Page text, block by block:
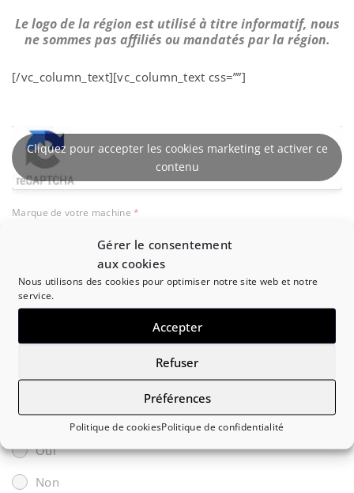
Gérer le consentement
aux cookies
Nous utilisons des cookies pour optimiser notre site web et notre
service.
Accepter
Refuser
Préférences
Politique de cookiesPolitique de confidentialité
Le logo de la région est utilisé à titre informatif, nous
ne sommes pas affiliés ou mandatés par la région.
[/vc_column_text][vc_column_text css=””]
Cliquez pour accepter les cookies marketing et activer ce
contenu
Marque de votre machine*
Modèle et référence de la machine
Type de PAC
Ballon intégré*
Oui
Non